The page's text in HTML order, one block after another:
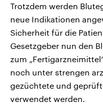
Trotzdem werden
neue Indikationen
Sicherheit für die
Gesetzgeber nun den
zum
noch unter strengen
gezüchtete und
verwendet werden.